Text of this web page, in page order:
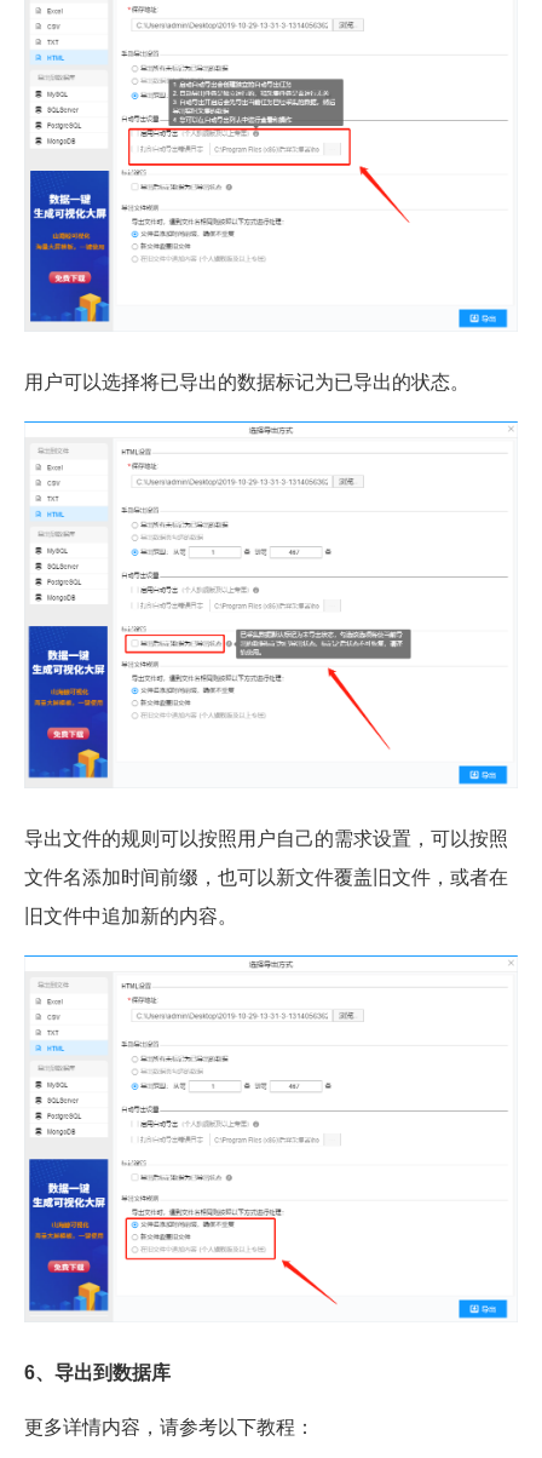
用户可以选择将已导出的数据标记为已导出的状态。
导出文件的规则可以按照用户自己的需求设置，可以按照
文件名添加时间前缀，也可以新文件覆盖旧文件，或者在
旧文件中追加新的内容。
6、导出到数据库
更多详情内容，请参考以下教程：